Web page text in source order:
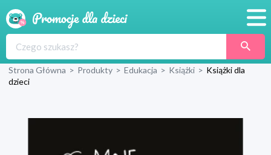
Produkty
Strona Główna > Produkty > Edukacja > Książki > Książki dla
dzieci